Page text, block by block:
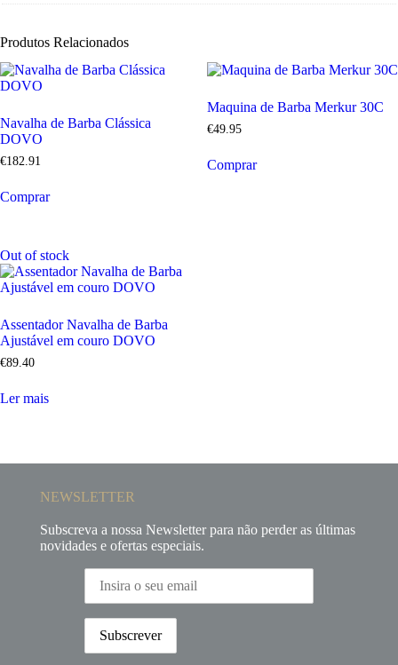
Produtos Relacionados
Navalha de Barba Clássica
DOVO
€182.91
Comprar
Maquina de Barba Merkur 30C
€49.95
Comprar
Out of stock
Assentador Navalha de Barba
Ajustável em couro DOVO
€89.40
Ler mais
NEWSLETTER
Subscreva a nossa Newsletter para não perder as últimas
novidades e ofertas especiais.